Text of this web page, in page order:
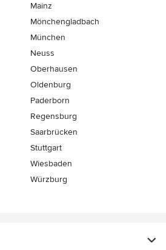
Mainz
Mönchen­gladbach
München
Neuss
Oberhausen
Oldenburg
Paderborn
Regensburg
Saarbrücken
Stuttgart
Wiesbaden
Würzburg